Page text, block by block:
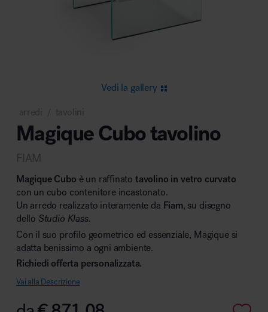
Area riunione e convegni
Area lounge e attesa
Area outdoor
Vedi la gallery
arredi tavolini
Magique Cubo tavolino
FIAM
Magique Cubo è un raffinato tavolino in vetro curvato
con un cubo contenitore incastonato.
Un arredo realizzato interamente da Fiam, su disegno
dello Studio Klass.
Con il suo profilo geometrico ed essenziale, Magique si
adatta benissimo a ogni ambiente.
Richiedi offerta personalizzata.
Vai alla Descrizione